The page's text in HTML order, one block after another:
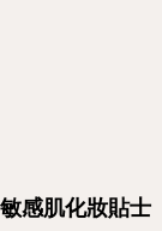
敏感肌化妝貼士